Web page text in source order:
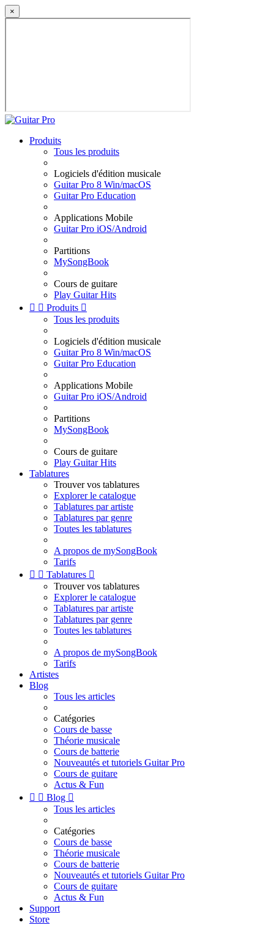
×
Produits
Tous les produits
Logiciels d'édition musicale
Guitar Pro 8 Win/macOS
Guitar Pro Education
Applications Mobile
Guitar Pro iOS/Android
Partitions
MySongBook
Cours de guitare
Play Guitar Hits
  Produits 
Tous les produits
Logiciels d'édition musicale
Guitar Pro 8 Win/macOS
Guitar Pro Education
Applications Mobile
Guitar Pro iOS/Android
Partitions
MySongBook
Cours de guitare
Play Guitar Hits
Tablatures
Trouver vos tablatures
Explorer le catalogue
Tablatures par artiste
Tablatures par genre
Toutes les tablatures
A propos de mySongBook
Tarifs
  Tablatures 
Trouver vos tablatures
Explorer le catalogue
Tablatures par artiste
Tablatures par genre
Toutes les tablatures
A propos de mySongBook
Tarifs
Artistes
Blog
Tous les articles
Catégories
Cours de basse
Théorie musicale
Cours de batterie
Nouveautés et tutoriels Guitar Pro
Cours de guitare
Actus & Fun
  Blog 
Tous les articles
Catégories
Cours de basse
Théorie musicale
Cours de batterie
Nouveautés et tutoriels Guitar Pro
Cours de guitare
Actus & Fun
Support
Store